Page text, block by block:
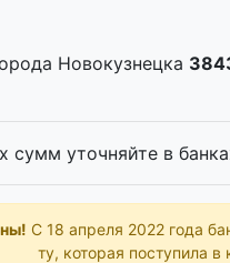
Новокузнецка
сумм уточняйте в
С 18 апреля 2022 года
ту, которая поступила